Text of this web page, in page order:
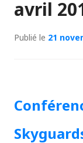
avril
Publié le 21